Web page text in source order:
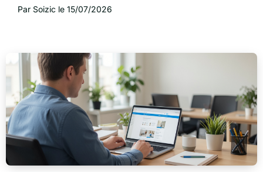
Par Soizic le 15/07/2026